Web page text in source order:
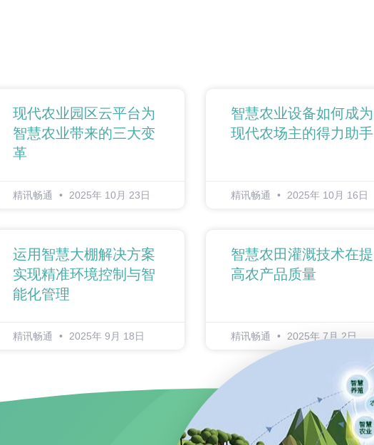
现代农业园区云平台为
智慧农业带来的三大变
革
精讯畅通 2025年 10月 23日
智慧农业设备如何成为
现代农场主的得力助手
精讯畅通 2025年 10月 16日
运用智慧大棚解决方案
实现精准环境控制与智
能化管理
精讯畅通 2025年 9月 18日
智慧农田灌溉技术在提
高农产品质量
精讯畅通 2025年 7月 2日